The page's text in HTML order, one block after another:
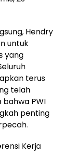
Hendry
untuk
yang
terus
telah
PWI
penting
Kerja